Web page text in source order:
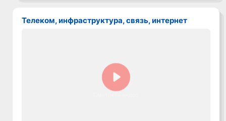
Телеком, инфраструктура, связь, интернет